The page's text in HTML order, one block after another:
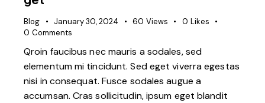
Blog January 30, 2024 60 Views 0 Likes
0 Comments
Qroin faucibus nec mauris a sodales, sed
elementum mi tincidunt. Sed eget viverra egestas
nisi in consequat. Fusce sodales augue a
accumsan. Cras sollicitudin, ipsum eget blandit